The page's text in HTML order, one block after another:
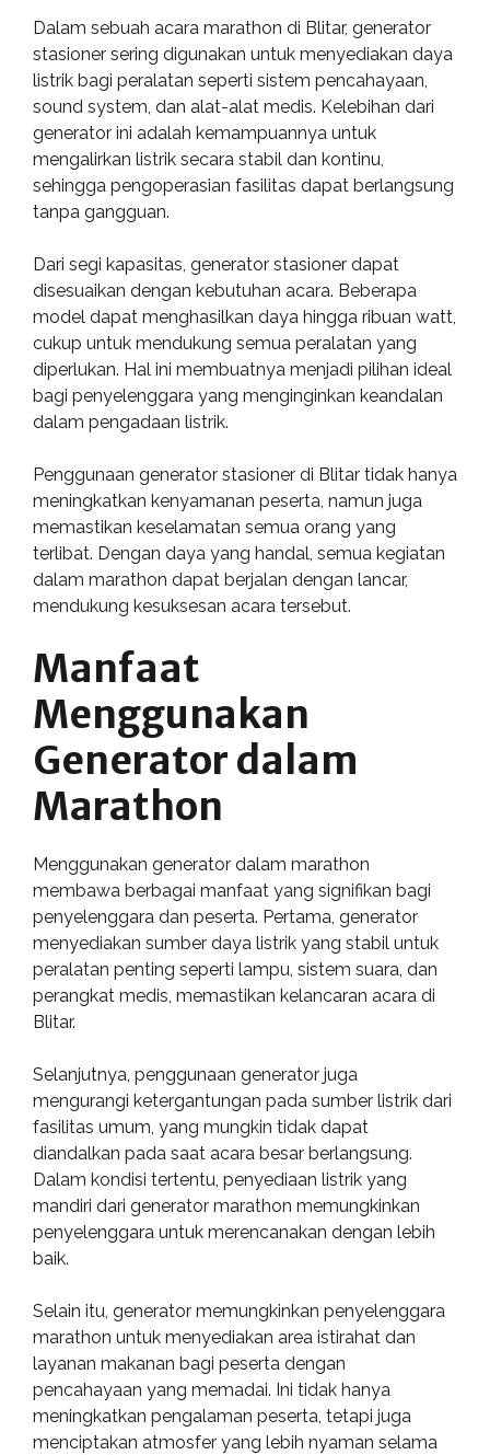
Dalam sebuah acara marathon di Blitar, generator
stasioner sering digunakan untuk menyediakan daya
listrik bagi peralatan seperti sistem pencahayaan,
sound system, dan alat-alat medis. Kelebihan dari
generator ini adalah kemampuannya untuk
mengalirkan listrik secara stabil dan kontinu,
sehingga pengoperasian fasilitas dapat berlangsung
tanpa gangguan.
Dari segi kapasitas, generator stasioner dapat
disesuaikan dengan kebutuhan acara. Beberapa
model dapat menghasilkan daya hingga ribuan watt,
cukup untuk mendukung semua peralatan yang
diperlukan. Hal ini membuatnya menjadi pilihan ideal
bagi penyelenggara yang menginginkan keandalan
dalam pengadaan listrik.
Penggunaan generator stasioner di Blitar tidak hanya
meningkatkan kenyamanan peserta, namun juga
memastikan keselamatan semua orang yang
terlibat. Dengan daya yang handal, semua kegiatan
dalam marathon dapat berjalan dengan lancar,
mendukung kesuksesan acara tersebut.
Manfaat
Menggunakan
Generator dalam
Marathon
Menggunakan generator dalam marathon
membawa berbagai manfaat yang signifikan bagi
penyelenggara dan peserta. Pertama, generator
menyediakan sumber daya listrik yang stabil untuk
peralatan penting seperti lampu, sistem suara, dan
perangkat medis, memastikan kelancaran acara di
Blitar.
Selanjutnya, penggunaan generator juga
mengurangi ketergantungan pada sumber listrik dari
fasilitas umum, yang mungkin tidak dapat
diandalkan pada saat acara besar berlangsung.
Dalam kondisi tertentu, penyediaan listrik yang
mandiri dari generator marathon memungkinkan
penyelenggara untuk merencanakan dengan lebih
baik.
Selain itu, generator memungkinkan penyelenggara
marathon untuk menyediakan area istirahat dan
layanan makanan bagi peserta dengan
pencahayaan yang memadai. Ini tidak hanya
meningkatkan pengalaman peserta, tetapi juga
menciptakan atmosfer yang lebih nyaman selama